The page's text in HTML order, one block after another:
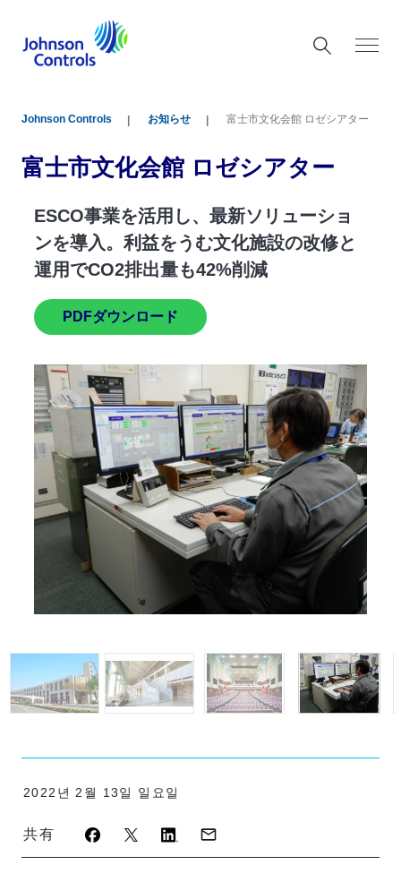
Johnson Controls お知らせ 富士市文化会館 ロゼシアター
富士市文化会館 ロゼシアター
業を活用し、最新ソリューショ
入。利益をうむ文化施設の改修と
CO2排出量も42%削減
ダウンロード
ESCO事業を
ンを導入。利
2022년 2월 13일 일요일
共有